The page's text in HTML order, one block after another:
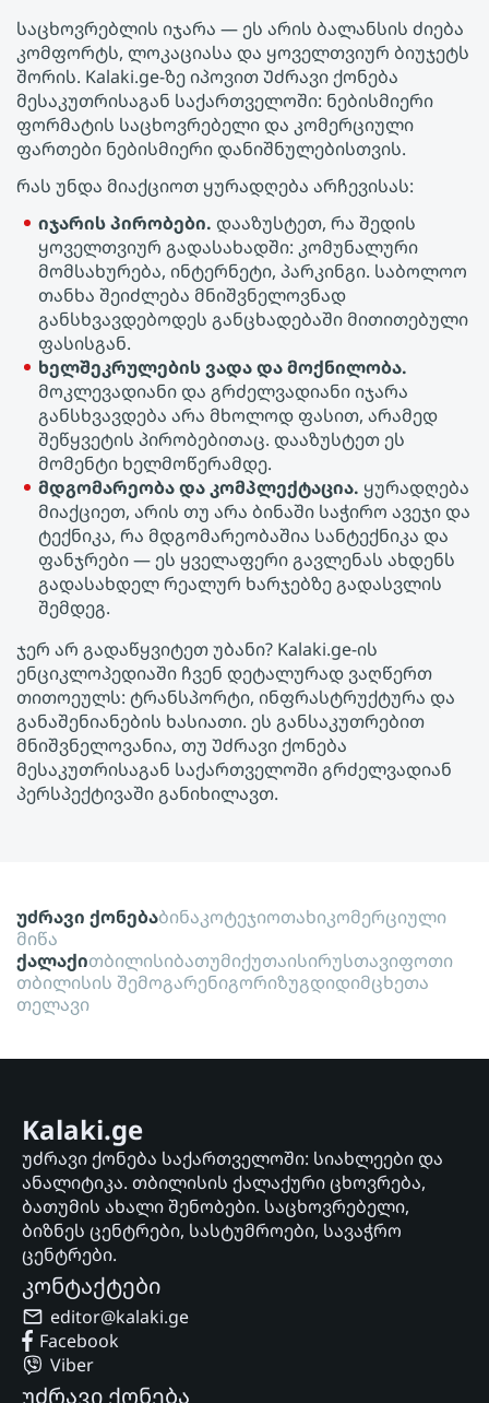
საცხოვრებლის იჯარა — ეს არის ბალანსის ძიება
კომფორტს, ლოკაციასა და ყოველთვიურ ბიუჯეტს
შორის. Kalaki.ge-ზე იპოვით Უძრავი ქონება
მესაკუთრისაგან საქართველოში: ნებისმიერი
ფორმატის საცხოვრებელი და კომერციული
ფართები ნებისმიერი დანიშნულებისთვის.
რას უნდა მიაქციოთ ყურადღება არჩევისას:
იჯარის პირობები. დააზუსტეთ, რა შედის
ყოველთვიურ გადასახადში: კომუნალური
მომსახურება, ინტერნეტი, პარკინგი. საბოლოო
თანხა შეიძლება მნიშვნელოვნად
განსხვავდებოდეს განცხადებაში მითითებული
ფასისგან.
ხელშეკრულების ვადა და მოქნილობა.
მოკლევადიანი და გრძელვადიანი იჯარა
განსხვავდება არა მხოლოდ ფასით, არამედ
შეწყვეტის პირობებითაც. დააზუსტეთ ეს
მომენტი ხელმოწერამდე.
მდგომარეობა და კომპლექტაცია. ყურადღება
მიაქციეთ, არის თუ არა ბინაში საჭირო ავეჯი და
ტექნიკა, რა მდგომარეობაშია სანტექნიკა და
ფანჯრები — ეს ყველაფერი გავლენას ახდენს
გადასახდელ რეალურ ხარჯებზე გადასვლის
შემდეგ.
ჯერ არ გადაწყვიტეთ უბანი? Kalaki.ge-ის
ენციკლოპედიაში ჩვენ დეტალურად ვაღწერთ
თითოეულს: ტრანსპორტი, ინფრასტრუქტურა და
განაშენიანების ხასიათი. ეს განსაკუთრებით
მნიშვნელოვანია, თუ Უძრავი ქონება
მესაკუთრისაგან საქართველოში გრძელვადიან
პერსპექტივაში განიხილავთ.
უძრავი ქონებაბინაკოტეჯიოთახიკომერციული
მიწა
ქალაქითბილისიბათუმიქუთაისირუსთავიფოთი
თბილისის შემოგარენიგორიზუგდიდიმცხეთა
თელავი
Kalaki.ge
უძრავი ქონება საქართველოში: სიახლეები და
ანალიტიკა. თბილისის ქალაქური ცხოვრება,
ბათუმის ახალი შენობები. საცხოვრებელი,
ბიზნეს ცენტრები, სასტუმროები, სავაჭრო
ცენტრები.
კონტაქტები
editor@kalaki.ge
Facebook
Viber
უძრავი ქონება